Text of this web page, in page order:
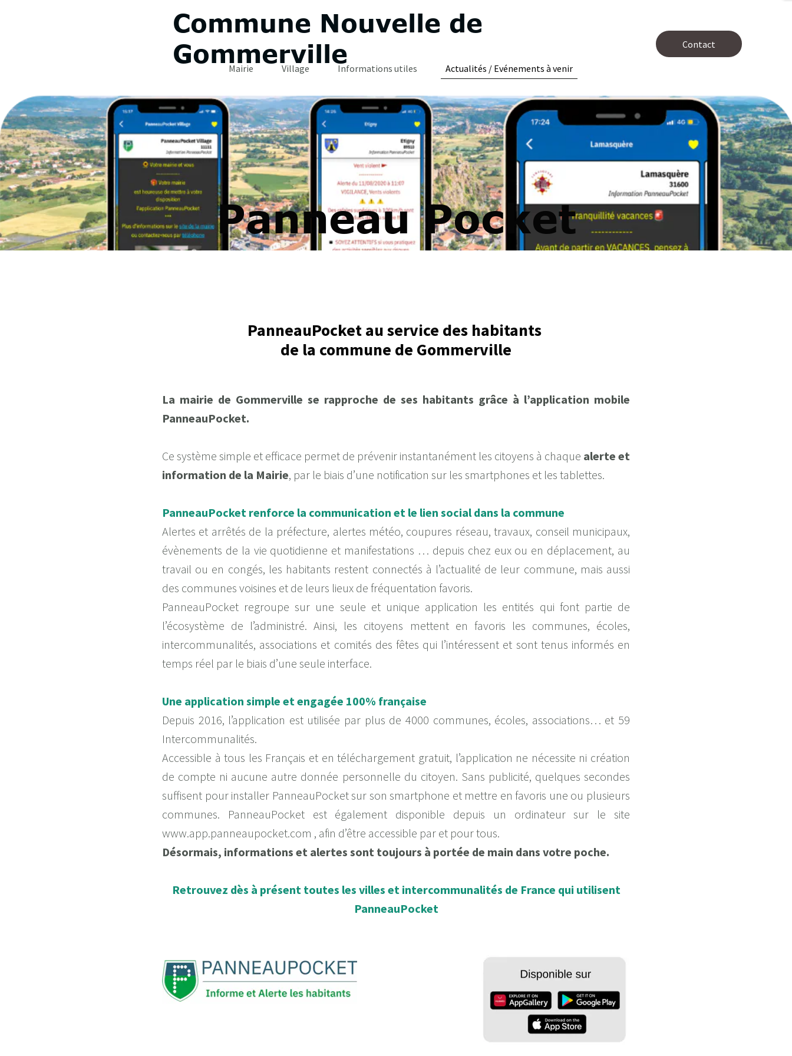
Mairie Village Informations utiles Actualités / Evénements à venir
Commune Nouvelle de
Gommerville
Contact
Panneau Pocket
PanneauPocket au service des habitants
de la commune de Gommerville
La mairie de Gommerville se rapproche de ses habitants grâce à l’application mobile
PanneauPocket.
Ce système simple et efficace permet de prévenir instantanément les citoyens à chaque alerte et
information de la Mairie, par le biais d’une notification sur les smartphones et les tablettes.
PanneauPocket renforce la communication et le lien social dans la commune
Alertes et arrêtés de la préfecture, alertes météo, coupures réseau, travaux, conseil municipaux,
évènements de la vie quotidienne et manifestations … depuis chez eux ou en déplacement, au
travail ou en congés, les habitants restent connectés à l’actualité de leur commune, mais aussi
des communes voisines et de leurs lieux de fréquentation favoris.
PanneauPocket regroupe sur une seule et unique application les entités qui font partie de
l’écosystème de l’administré. Ainsi, les citoyens mettent en favoris les communes, écoles,
intercommunalités, associations et comités des fêtes qui l’intéressent et sont tenus informés en
temps réel par le biais d’une seule interface.
Une application simple et engagée 100% française
Depuis 2016, l’application est utilisée par plus de 4000 communes, écoles, associations… et 59
Intercommunalités.
Accessible à tous les Français et en téléchargement gratuit, l’application ne nécessite ni création
de compte ni aucune autre donnée personnelle du citoyen. Sans publicité, quelques secondes
suffisent pour installer PanneauPocket sur son smartphone et mettre en favoris une ou plusieurs
communes. PanneauPocket est également disponible depuis un ordinateur sur le site
www.app.panneaupocket.com , afin d’être accessible par et pour tous.
Désormais, informations et alertes sont toujours à portée de main dans votre poche.
Retrouvez dès à présent toutes les villes et intercommunalités de France qui utilisent
PanneauPocket